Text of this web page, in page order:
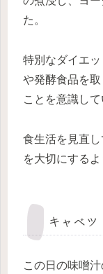
た。
特別なダイエ
や発酵食品を
ことを意識して
食生活を見直し
を大切にするよ
キャベ
この日の味噌